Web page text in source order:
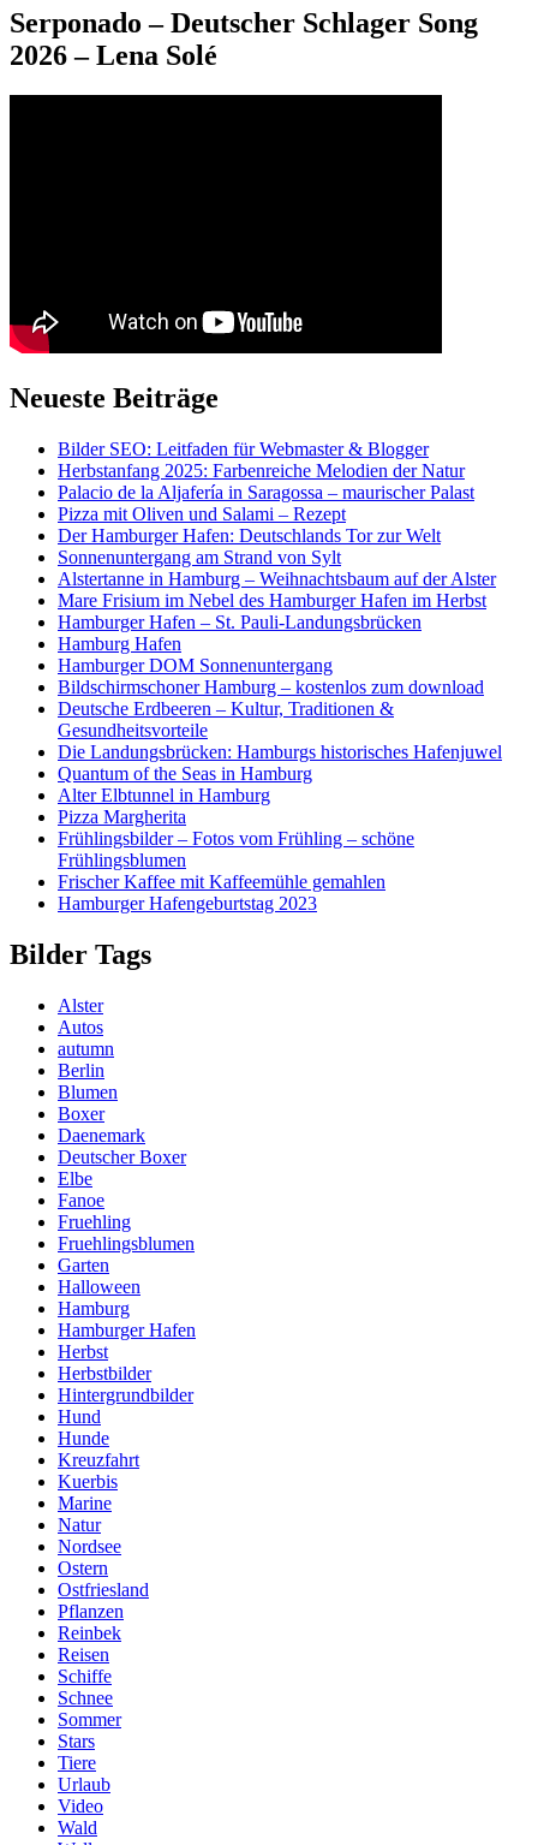
Hamburg
Serponado – Deutscher Schlager Song
2026 – Lena Solé
Neueste Beiträge
Bilder SEO: Leitfaden für Webmaster & Blogger
Herbstanfang 2025: Farbenreiche Melodien der Natur
Palacio de la Aljafería in Saragossa – maurischer Palast
Pizza mit Oliven und Salami – Rezept
Der Hamburger Hafen: Deutschlands Tor zur Welt
Sonnenuntergang am Strand von Sylt
Alstertanne in Hamburg – Weihnachtsbaum auf der Alster
Mare Frisium im Nebel des Hamburger Hafen im Herbst
Hamburger Hafen – St. Pauli-Landungsbrücken
Hamburg Hafen
Hamburger DOM Sonnenuntergang
Bildschirmschoner Hamburg – kostenlos zum download
Deutsche Erdbeeren – Kultur, Traditionen &
Gesundheitsvorteile
Die Landungsbrücken: Hamburgs historisches Hafenjuwel
Quantum of the Seas in Hamburg
Alter Elbtunnel in Hamburg
Pizza Margherita
Frühlingsbilder – Fotos vom Frühling – schöne
Frühlingsblumen
Frischer Kaffee mit Kaffeemühle gemahlen
Hamburger Hafengeburtstag 2023
Bilder Tags
Alster
Autos
autumn
Berlin
Blumen
Boxer
Daenemark
Deutscher Boxer
Elbe
Fanoe
Fruehling
Fruehlingsblumen
Garten
Halloween
Hamburg
Hamburger Hafen
Herbst
Herbstbilder
Hintergrundbilder
Hund
Hunde
Kreuzfahrt
Kuerbis
Marine
Natur
Nordsee
Ostern
Ostfriesland
Pflanzen
Reinbek
Reisen
Schiffe
Schnee
Sommer
Stars
Tiere
Urlaub
Video
Wald